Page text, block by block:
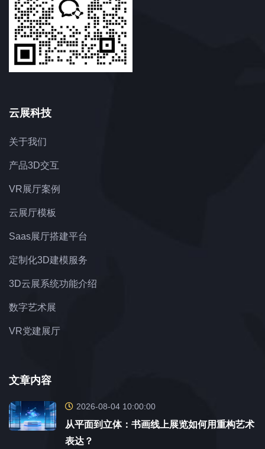
云展科技
关于我们
产品3D交互
VR展厅案例
云展厅模板
Saas展厅搭建平台
定制化3D建模服务
3D云展系统功能介绍
数字艺术展
VR党建展厅
文章内容
2026-08-04 10:00:00
从平面到立体：书画线上展览如何用重构艺术
表达？